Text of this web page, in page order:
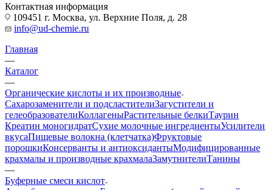
Контактная информация
109451 г. Москва, ул. Верхние Поля, д. 28
info@ud-chemie.ru
Главная
—
Каталог
—
Органические кислоты и их производные
Сахарозаменители и подсластителиЗагустители и
гелеобразователиКоллагеныРастительные белкиТаурин
Креатин моногидратСухие молочные ингредиентыУсилители
вкусаПищевые волокна (клетчатка)Фруктовые
порошкиКонсерванты и антиоксидантыМодифицированные
крахмалы и производные крахмалаЗамутнителиТанины
—
Буферные смеси кислот